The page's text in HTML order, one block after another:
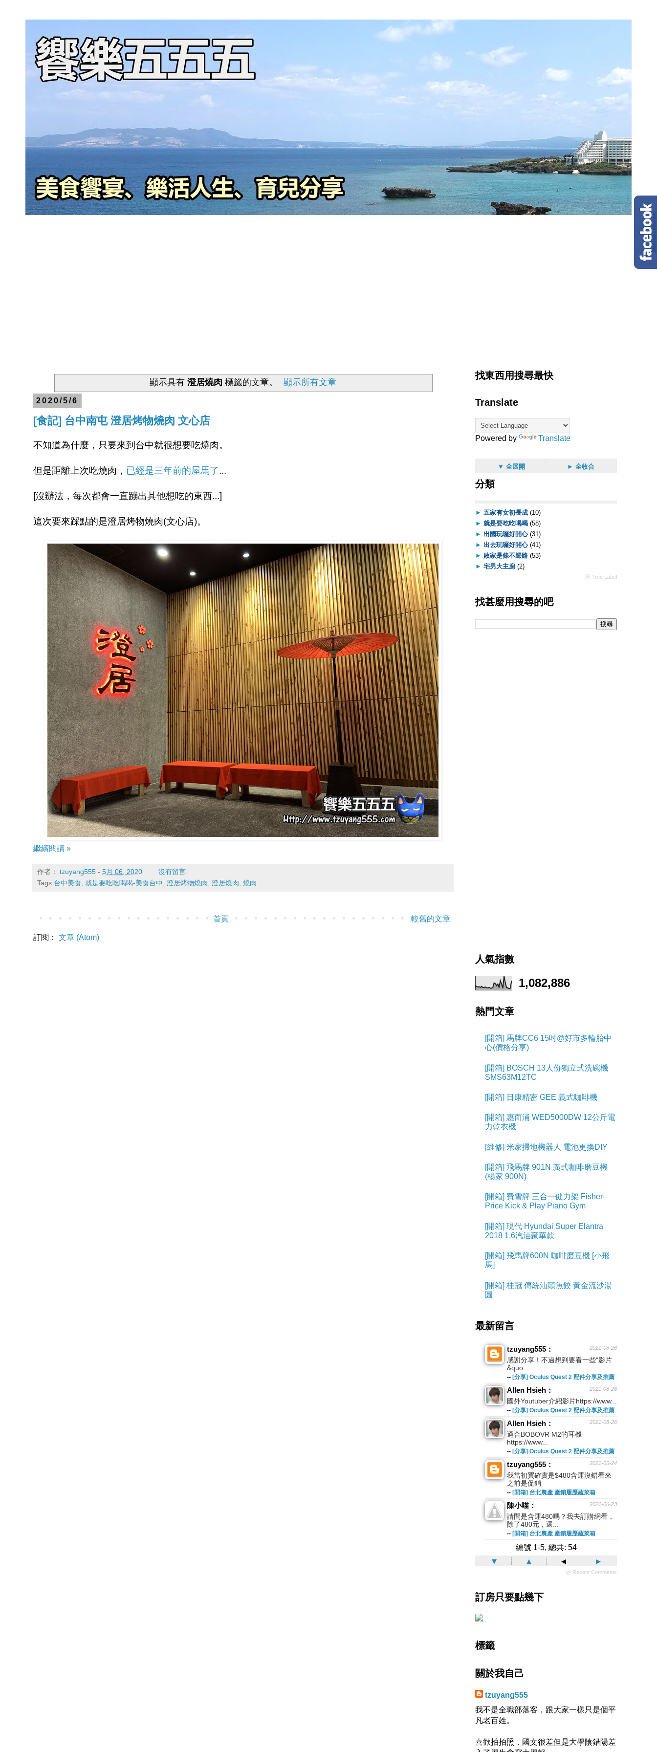
顯示具有 澄居燒肉 標籤的文章。 顯示所有文章
2020/5/6
[食記] 台中南屯 澄居烤物燒肉 文心店
不知道為什麼，只要來到台中就很想要吃燒肉。
但是距離上次吃燒肉， 已經是三年前的屋馬了...
[沒辦法，每次都會一直蹦出其他想吃的東西...]
這次要來踩點的是澄居烤物燒肉(文心店)。
繼續閱讀 »
作者： tzuyang555 - 5月 06, 2020
沒有留言:
Tags 台中美食 就是要吃吃喝喝-美食台中 澄居烤物燒肉 澄居燒肉 燒肉
較舊的文章
首頁
訂閱： 文章 (Atom)
找東西用搜尋最快
Translate
Powered by Translate
▼ 全展開 ► 全收合
分類
► 五家有女初長成 (10)
► 就是要吃吃喝喝 (58)
► 出國玩囉好開心 (31)
► 出去玩囉好開心 (41)
► 敗家是條不歸路 (53)
► 宅男大主廚 (2)
ⓦ Tree Label
找甚麼用搜尋的吧
人氣指數
1,082,886
熱門文章
[開箱] 馬牌CC6 15吋@好市多輪胎中
心(價格分享)
[開箱] BOSCH 13人份獨立式洗碗機
SMS63M12TC
[開箱] 日康精密 GEE 義式咖啡機
[開箱] 惠而浦 WED5000DW 12公斤電
力乾衣機
[維修] 米家掃地機器人 電池更換DIY
[開箱] 飛馬牌 901N 義式咖啡磨豆機
(楊家 900N)
[開箱] 費雪牌 三合一健力架 Fisher-
Price Kick & Play Piano Gym
[開箱] 現代 Hyundai Super Elantra
2018 1.6汽油豪華款
[開箱] 飛馬牌600N 咖啡磨豆機 [小飛
馬]
[開箱] 桂冠 傳統汕頭魚餃 黃金流沙湯
圓
最新留言
2021-08-26
tzuyang555：
感謝分享！不過想到要看一些"影片
&quo...
-- [分享] Oculus Quest 2 配件分享及推薦
2021-08-26
Allen Hsieh：
國外Youtuber介紹影片https://www...
-- [分享] Oculus Quest 2 配件分享及推薦
2021-08-26
Allen Hsieh：
適合BOBOVR M2的耳機
https://www...
-- [分享] Oculus Quest 2 配件分享及推薦
2021-06-24
tzuyang555：
我當初買確實是$480含運沒錯看來
之前是促銷
-- [開箱] 台北農產 產銷履歷蔬菜箱
2021-06-23
陳小喵：
請問是含運480嗎？我去訂購網看，
除了480元，還...
-- [開箱] 台北農產 產銷履歷蔬菜箱
編號 1-5, 總共: 54
▾ ▴ ◂ ▸
ⓦ Recent Comments
訂房只要點幾下
標籤
關於我自己
tzuyang555
我不是全職部落客，跟大家一樣只是個平
凡老百姓。
喜歡拍拍照，國文很差但是大學陰錯陽差